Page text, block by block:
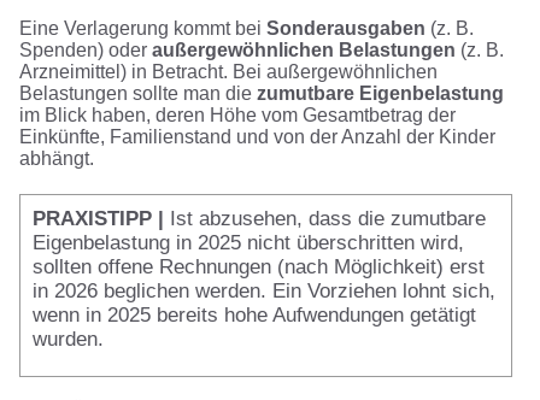
Eine Verlagerung kommt bei Sonderausgaben (z. B.
Spenden) oder außergewöhnlichen Belastungen (z. B.
Arzneimittel) in Betracht. Bei außergewöhnlichen
Belastungen sollte man die zumutbare Eigenbelastung
im Blick haben, deren Höhe vom Gesamtbetrag der
Einkünfte, Familienstand und von der Anzahl der Kinder
abhängt.
PRAXISTIPP
Ist abzusehen, dass die zumutbare
Eigenbelastung in 2025 nicht überschritten wird,
sollten offene Rechnungen (nach Möglichkeit) erst
in 2026 beglichen werden. Ein Vorziehen lohnt sich,
wenn in 2025 bereits hohe Aufwendungen getätigt
wurden.